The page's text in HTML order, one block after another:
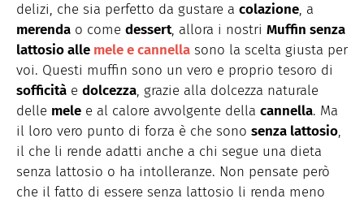
delizi, che sia perfetto da gustare a colazione, a
merenda o come dessert, allora i nostri Muffin senza
lattosio alle mele e cannella sono la scelta giusta per
voi. Questi muffin sono un vero e proprio tesoro di
sofficità e dolcezza, grazie alla dolcezza naturale
delle mele e al calore avvolgente della cannella. Ma
il loro vero punto di forza è che sono senza lattosio,
il che li rende adatti anche a chi segue una dieta
senza lattosio o ha intolleranze. Non pensate però
che il fatto di essere senza lattosio li renda meno